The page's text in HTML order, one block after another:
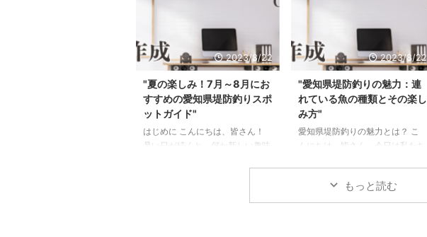
点についてついてお話ししたいと
確認してください。これらの規制
されている場所以外かつ地権者や
管理者の許可が得られる場所で飛
行が可能ということになります。
飛行禁止空域 飛行空域を問わず
順守する必要があるルール 合法
的に飛ばせる場所／公共の場所で
の飛行 まず、ドローンを飛ば ...
ス、さらには商品配送まで、さま
しかし、この新しい趣味に飛び込
む前に、いくつかの重要なルール
を理解することが重要です。これ
らのルールは、あなた自身と他の
人々の安全を確保し、法律を遵守
するためのものです。 飛行禁止
区域の理解 ドローンの飛行は、
すべての場所で許可されているわ
2023/8/22
"夏の楽しみ！7月～8月にお
すすめの愛知県堤防釣りスポ
ットガイド"
はじめに こんにちは、皆さん！
暑い日が続くと、何か新しい趣味
釣りは、初心者でも手軽に楽しむ
2023/8/22
"愛知県堤防釣りの魅力：連
れている魚の種類とその楽し
み方"
愛知県堤防釣りの魅力とは？ こ
んにちは、皆さん。今日は私たち
堤防釣りの魅力について深掘りし
ていきます。 愛知県は、豊かな
もっと読む